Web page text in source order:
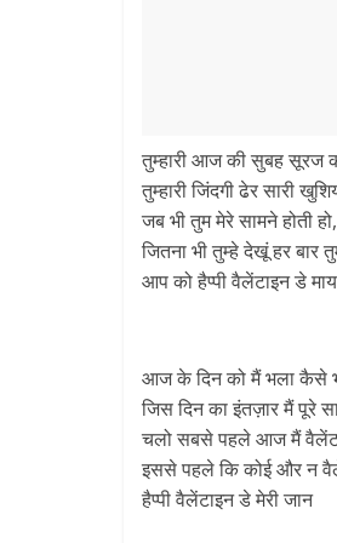
तुम्हारी आज की सुबह सूरज
तुम्हारी जिंदगी ढेर सारी
जब भी तुम मेरे सामने होती
जितना भी तुम्हे देखूं हर बार
आप को हैप्पी वैलेंटाइन डे
आज के दिन को मैं भला कैसे
जिस दिन का इंतज़ार मैं पूरे
चलो सबसे पहले आज मैं
इससे पहले कि कोई और न
हैप्पी वैलेंटाइन डे मेरी जान